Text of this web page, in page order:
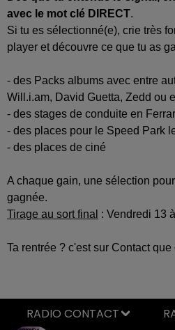
avec le mot clé DIRECT.
Si tu es sélectionné(e), crie très
player et découvre ce que tu as
- des Packs albums avec entre
Will.i.am, David Guetta, Zedd ou
- des stages de conduite en
- des places pour le Speed Park
- des places de ciné
A chaque gain, une sélection
gagnée.
Tirage au sort final : Vendredi 13
Ta rentrée ? c'est sur Contact que